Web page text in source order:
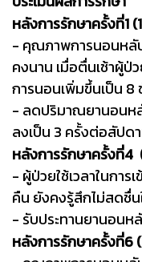
หลังการรักษาครั้งที่1
- คุณภาพการนอนหลับ
คงนาน เมื่อตื่นเช้าผู้ป่
การนอนเพิ่มขึ้นเป็น 8
- ลดปริมาณยานอนห
ลงเป็น 3 ครั้งต่อสัปด
หลังการรักษาครั้งที่4
- ผู้ป่วยใช้เวลาในการ
คืน ยังคงรู้สึกไม่สดชื่น
- รับประทานยานอนห
หลังการรักษาครั้งที่6